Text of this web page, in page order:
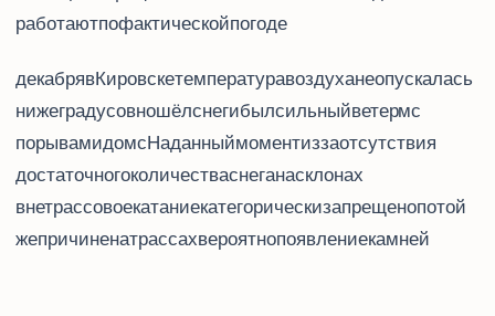
работают по фактической погоде.
8 декабря в Кировске температура воздуха не опускалась
ниже 11 градусов, но шёл снег и был сильный ветер 16-20 м/с,
порывами до 24 м/с. На данный момент из-за отсутствия
достаточного количества снега на склонах
внетрассовое катание категорически запрещено, по той
же причине на трассах вероятно появление камней.